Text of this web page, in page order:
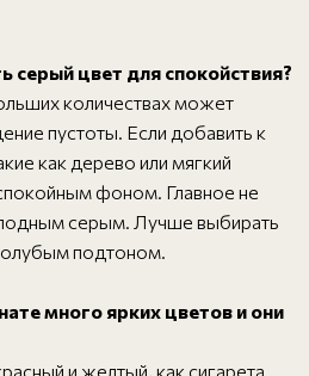
серый цвет для спокойствия?
количествах может
пустоты. Если добавить к
как дерево или мягкий
фоном. Главное не
серым. Лучше выбирать
подтоном.
много ярких цветов и они
и желтый, как сигарета